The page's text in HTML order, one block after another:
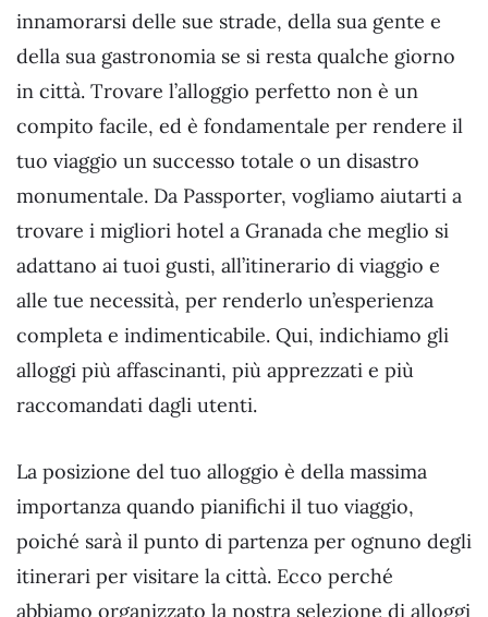
innamorarsi delle sue strade, della sua gente e
della sua gastronomia se si resta qualche giorno
in città. Trovare l’alloggio perfetto non è un
compito facile, ed è fondamentale per rendere il
tuo viaggio un successo totale o un disastro
monumentale. Da Passporter, vogliamo aiutarti a
trovare i migliori hotel a Granada che meglio si
adattano ai tuoi gusti, all’itinerario di viaggio e
alle tue necessità, per renderlo un’esperienza
completa e indimenticabile. Qui, indichiamo gli
alloggi più affascinanti, più apprezzati e più
raccomandati dagli utenti.
La posizione del tuo alloggio è della massima
importanza quando pianifichi il tuo viaggio,
poiché sarà il punto di partenza per ognuno degli
itinerari per visitare la città. Ecco perché
abbiamo organizzato la nostra selezione di alloggi